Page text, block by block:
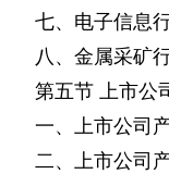
七、电子信息
八、金属采矿
第五节
上市
一、上市公司
二、上市公司